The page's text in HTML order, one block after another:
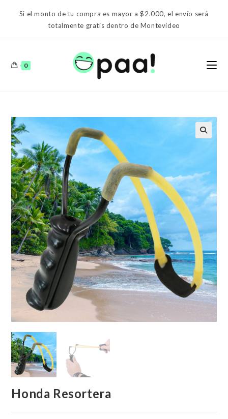
Si el monto de tu compra es mayor a $2.000, el envío será
totalmente gratis dentro de Montevideo
0
Honda Resortera